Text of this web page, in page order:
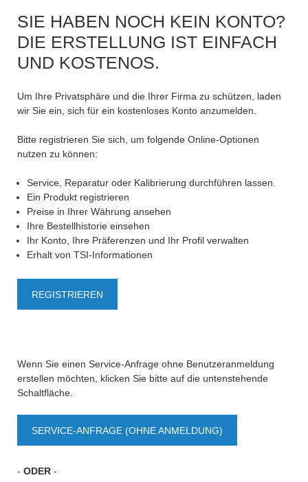
SIE HABEN NOCH KEIN KONTO?
DIE ERSTELLUNG IST EINFACH
UND KOSTENOS.
Um Ihre Privatsphäre und die Ihrer Firma zu schützen, laden
wir Sie ein, sich für ein kostenloses Konto anzumelden.
Bitte registrieren Sie sich, um folgende Online-Optionen
nutzen zu können:
Service, Reparatur oder Kalibrierung durchführen lassen.
Ein Produkt registrieren
Preise in Ihrer Währung ansehen
Ihre Bestellhistorie einsehen
Ihr Konto, Ihre Präferenzen und Ihr Profil verwalten
Erhalt von TSI-Informationen
REGISTRIEREN
Wenn Sie einen Service-Anfrage ohne Benutzeranmeldung
erstellen möchten, klicken Sie bitte auf die untenstehende
Schaltfläche.
SERVICE-ANFRAGE (OHNE ANMELDUNG)
- ODER -